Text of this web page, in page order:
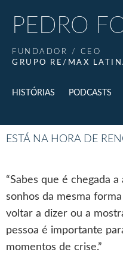
PEDRO
FUNDADOR / CEO
GRUPO RE/MAX
HISTÓRIAS PODCASTS
ESTÁ NA HORA DE
“Sabes que é chegada
sonhos da mesma
voltar a dizer ou a
pessoa é importante
momentos de crise.”